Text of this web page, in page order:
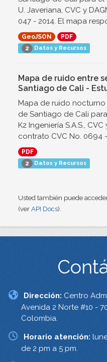
U. Javeriana, CVC y
047 - 2014. El mapa
GeoJSON
PDF
2 Datos y Recursos
Mapa de ruido entre
Santiago de Cali -
Mapa de ruido
de Santiago de Cali
K2 Ingeniería S.A.S.,
contrato CVC No. 0694 -
PDF
2 Datos y Recursos
Usted también puede
(ver API Docs).
Dirección: Centro
Avenida 2 Norte #10 -
Colombia.
Horario atención:
de 2 pm a 5 pm.